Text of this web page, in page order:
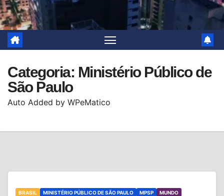
Categoria: Ministério Público de
São Paulo
Auto Added by WPeMatico
BRASIL MINISTÉRIO PÚBLICO DE SÃO PAULO MPSP
MUNDO